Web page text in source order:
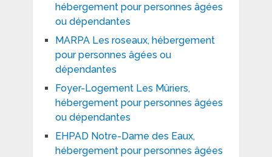
hébergement pour personnes âgées
ou dépendantes
MARPA Les roseaux, hébergement
pour personnes âgées ou
dépendantes
Foyer-Logement Les Mûriers,
hébergement pour personnes âgées
ou dépendantes
EHPAD Notre-Dame des Eaux,
hébergement pour personnes âgées